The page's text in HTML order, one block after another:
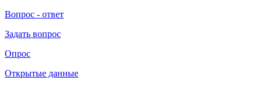
Вопрос - ответ
Задать вопрос
Опрос
Открытые данные